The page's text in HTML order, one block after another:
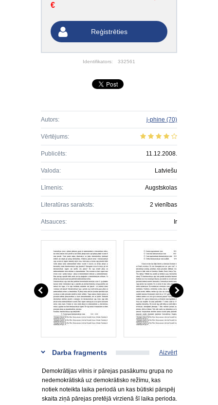
€
Reģistrēties
Identifikators: 332561
Autors: j-phine (70)
Vērtējums:
Publicēts: 11.12.2008.
Valoda: Latviešu
Līmenis: Augstskolas
Literatūras saraksts: 2 vienības
Atsauces: Ir
Darba fragments Aizvērt
Demokrātijas vilnis ir pārejas pasākumu grupa no
nedemokrātiskā uz demokrātisko režīmu, kas
notiek noteikta laika periodā un kas būtiski pārspēj
skaita ziņā pārejas pretējā virzienā šī laika perioda.